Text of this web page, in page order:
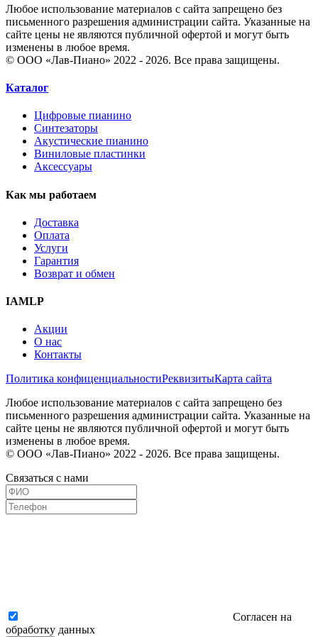
Любое использование материалов с сайта запрещено без
письменного разрешения администрации сайта. Указанные на
сайте цены не являются публичной офертой и могут быть
изменены в любое время.
© ООО «Лав-Пиано» 2022 - 2026. Все права защищены.
Каталог
Цифровые пианино
Синтезаторы
Акустические пианино
Виниловые пластинки
Аксессуары
Как мы работаем
Доставка
Оплата
Услуги
Гарантия
Возврат и обмен
IAMLP
Акции
О нас
Контакты
Политика конфиценциальностиРеквизитыКарта сайта
Любое использование материалов с сайта запрещено без
письменного разрешения администрации сайта. Указанные на
сайте цены не являются публичной офертой и могут быть
изменены в любое время.
© ООО «Лав-Пиано» 2022 - 2026. Все права защищены.
Связаться с нами
Согласен на
обработку данных